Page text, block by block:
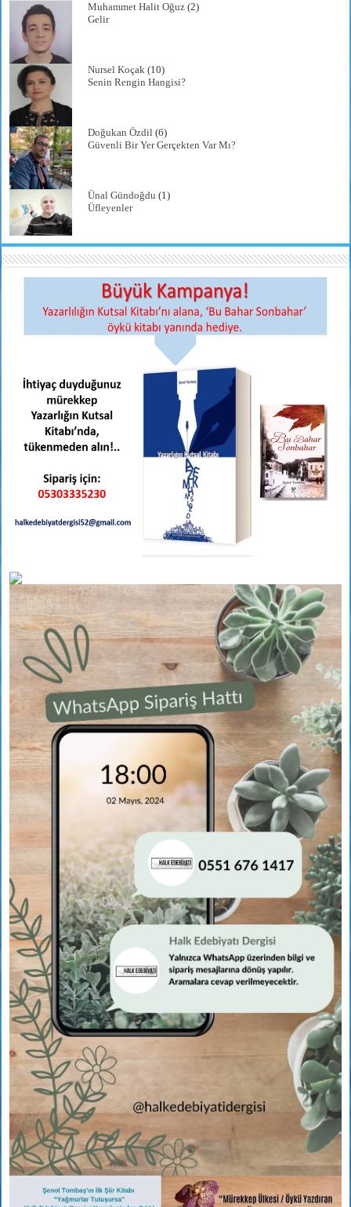
Muhammet Halit Oğuz (2)
Gelir
Nursel Koçak (10)
Senin Rengin Hangisi?
Doğukan Özdil (6)
Güvenli Bir Yer Gerçekten Var Mı?
Ünal Gündoğdu (1)
Üfleyenler